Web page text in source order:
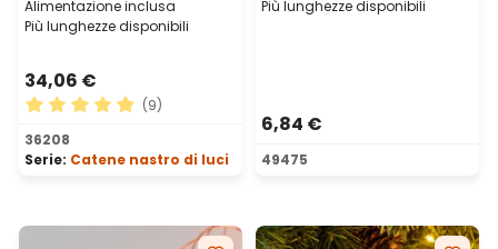
Alimentazione inclusa
Più lunghezze disponibili
34,06 €
Valutazione media di 4.89 su 5 stelle
(9)
36208
Serie: Catene nastro di luci
Più lunghezze disponibili
6,84 €
49475